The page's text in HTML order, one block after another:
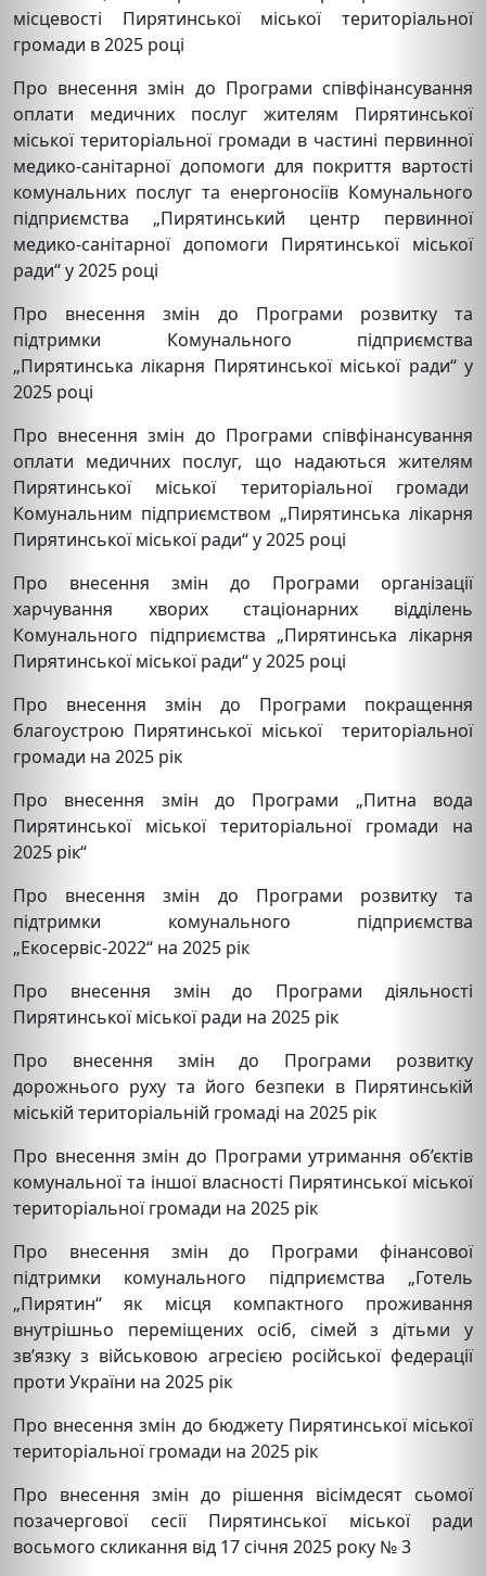
місцевості Пирятинської міської територіальної
громади в 2025 році
Про внесення змін до Програми співфінансування
оплати медичних послуг жителям Пирятинської
міської територіальної громади в частині первинної
медико-санітарної допомоги для покриття вартості
комунальних послуг та енергоносіїв Комунального
підприємства „Пирятинський центр первинної
медико-санітарної допомоги Пирятинської міської
ради“ у 2025 році
Про внесення змін до Програми розвитку та
підтримки Комунального підприємства
„Пирятинська лікарня Пирятинської міської ради“ у
2025 році
Про внесення змін до Програми співфінансування
оплати медичних послуг, що надаються жителям
Пирятинської міської територіальної громади
Комунальним підприємством „Пирятинська лікарня
Пирятинської міської ради“ у 2025 році
Про внесення змін до Програми організації
харчування хворих стаціонарних відділень
Комунального підприємства „Пирятинська лікарня
Пирятинської міської ради“ у 2025 році
Про внесення змін до Програми покращення
благоустрою Пирятинської міської територіальної
громади на 2025 рік
Про внесення змін до Програми „Питна вода
Пирятинської міської територіальної громади на
2025 рік“
Про внесення змін до Програми розвитку та
підтримки комунального підприємства
„Екосервіс-2022“ на 2025 рік
Про внесення змін до Програми діяльності
Пирятинської міської ради на 2025 рік
Про внесення змін до Програми розвитку
дорожнього руху та його безпеки в Пирятинській
міській територіальній громаді на 2025 рік
Про внесення змін до Програми утримання об’єктів
комунальної та іншої власності Пирятинської міської
територіальної громади на 2025 рік
Про внесення змін до Програми фінансової
підтримки комунального підприємства „Готель
„Пирятин“ як місця компактного проживання
внутрішньо переміщених осіб, сімей з дітьми у
зв’язку з військовою агресією російської федерації
проти України на 2025 рік
Про внесення змін до бюджету Пирятинської міської
територіальної громади на 2025 рік
Про внесення змін до рішення вісімдесят сьомої
позачергової сесії Пирятинської міської ради
восьмого скликання від 17 січня 2025 року № 3